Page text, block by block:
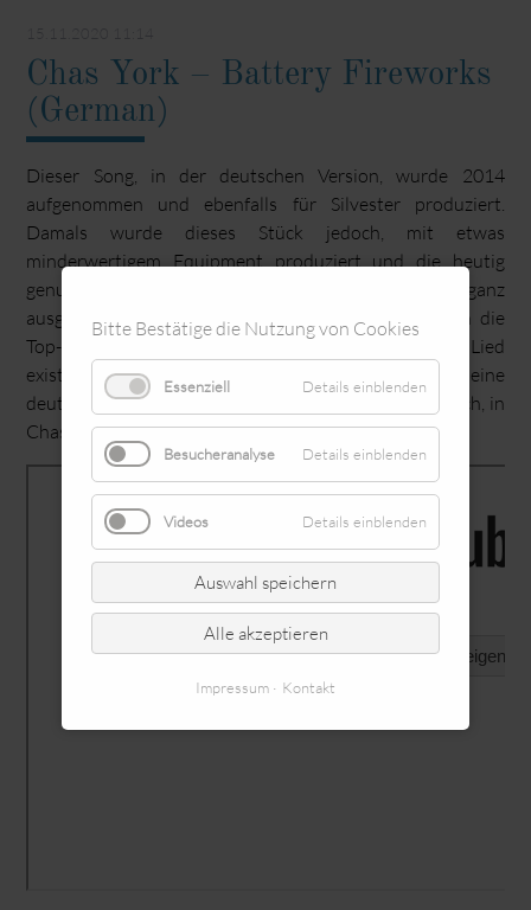
Chas York – Battery Fireworks
(German)
Dieser Song, in der deutschen Version, wurde 2014
aufgenommen und ebenfalls für Silvester produziert.
Damals wurde dieses Stück jedoch, mit etwas
minderwertigem Equipment produziert und die heutig
genutzten Techniken, waren damals noch nicht so ganz
ausgereift. Doch trotzdem schaffte es dieses Lied, in die
Top-Liste von Chas Gesangsdarbietungen. Von diesem Lied
existieren 2 Versionen. Eine englisch- und eine
deutschsprachige Fassung. Auf YouTube findet ihr auch, in
Chas‘ Kanal, die englische Fassung.
Bitte Bestätige die Nutzung von Cookies
Essenziell Details einblenden
Besucheranalyse Details einblenden
Videos Details einblenden
Auswahl speichern
Alle akzeptieren
Impressum Kontakt